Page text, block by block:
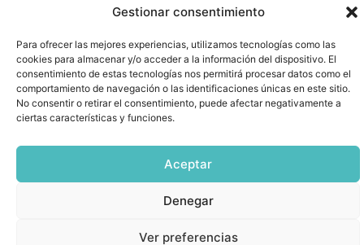
Gestionar consentimiento
Para ofrecer las mejores experiencias, utilizamos tecnologías como las
cookies para almacenar y/o acceder a la información del dispositivo. El
consentimiento de estas tecnologías nos permitirá procesar datos como el
comportamiento de navegación o las identificaciones únicas en este sitio.
No consentir o retirar el consentimiento, puede afectar negativamente a
ciertas características y funciones.
Aceptar
Denegar
Ver preferencias